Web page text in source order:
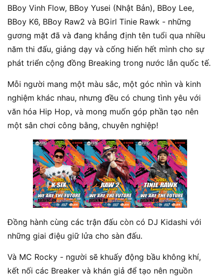
BBoy Vinh Flow, BBoy Yusei (Nhật Bản), BBoy Lee,
BBoy K6, BBoy Raw2 và BGirl Tinie Rawk - những
gương mặt đã và đang khẳng định tên tuổi qua nhiều
năm thi đấu, giảng dạy và cống hiến hết mình cho sự
phát triển cộng đồng Breaking trong nước lẫn quốc tế.
Mỗi người mang một màu sắc, một góc nhìn và kinh
nghiệm khác nhau, nhưng đều có chung tình yêu với
văn hóa Hip Hop, và mong muốn góp phần tạo nên
một sân chơi công bằng, chuyên nghiệp!
Đồng hành cùng các trận đấu còn có DJ Kidashi với
những giai điệu giữ lửa cho sàn đấu.
Và MC Rocky - người sẽ khuấy động bầu không khí,
kết nối các Breaker và khán giả để tạo nên nguồn